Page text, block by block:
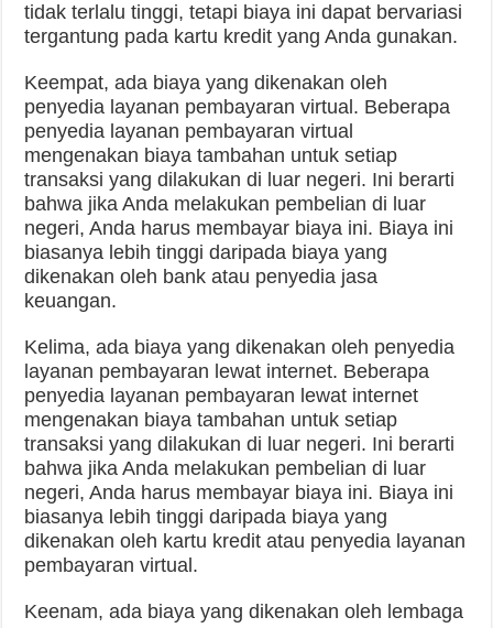
tidak terlalu tinggi, tetapi biaya ini dapat bervariasi
tergantung pada kartu kredit yang Anda gunakan.
Keempat, ada biaya yang dikenakan oleh
penyedia layanan pembayaran virtual. Beberapa
penyedia layanan pembayaran virtual
mengenakan biaya tambahan untuk setiap
transaksi yang dilakukan di luar negeri. Ini berarti
bahwa jika Anda melakukan pembelian di luar
negeri, Anda harus membayar biaya ini. Biaya ini
biasanya lebih tinggi daripada biaya yang
dikenakan oleh bank atau penyedia jasa
keuangan.
Kelima, ada biaya yang dikenakan oleh penyedia
layanan pembayaran lewat internet. Beberapa
penyedia layanan pembayaran lewat internet
mengenakan biaya tambahan untuk setiap
transaksi yang dilakukan di luar negeri. Ini berarti
bahwa jika Anda melakukan pembelian di luar
negeri, Anda harus membayar biaya ini. Biaya ini
biasanya lebih tinggi daripada biaya yang
dikenakan oleh kartu kredit atau penyedia layanan
pembayaran virtual.
Keenam, ada biaya yang dikenakan oleh lembaga